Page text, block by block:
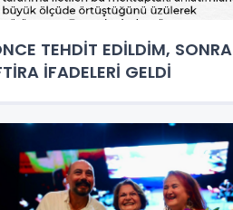
TEHDİT EDİLDİM, SONRA
İFADELERİ GELDİ